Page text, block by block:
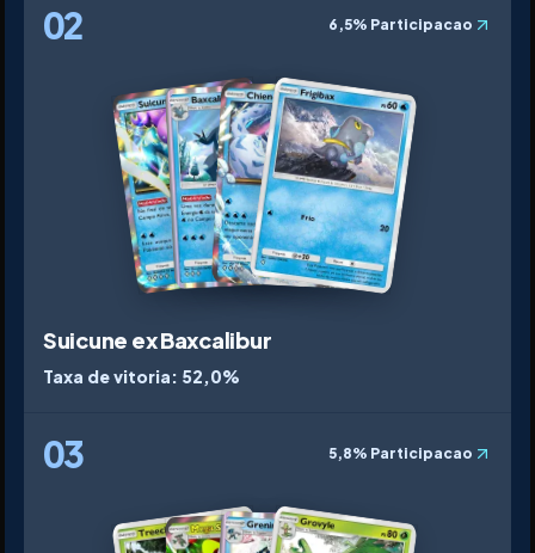
02 6,5% Participacao
Suicune ex Baxcalibur
Taxa de vitoria: 52,0%
03 5,8% Participacao